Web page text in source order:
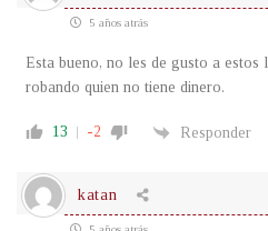
5 años atrás
Esta bueno, no les de gusto a estos
robando quien no tiene dinero.
13 -2 Responder
katan